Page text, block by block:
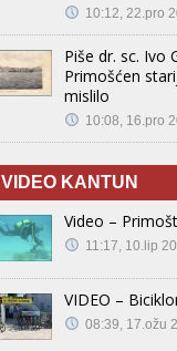
10:12, 22.pro
Piše dr. sc. Ivo
Primošćen
mislilo
10:08, 16.pro
VIDEO KANTUN
Video –
11:17, 10.lip
VIDEO –
08:39, 17.ožu